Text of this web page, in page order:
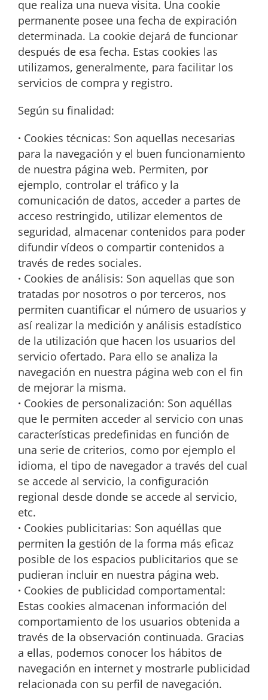
que realiza una nueva visita. Una cookie
permanente posee una fecha de expiración
determinada. La cookie dejará de funcionar
después de esa fecha. Estas cookies las
utilizamos, generalmente, para facilitar los
servicios de compra y registro.
Según su finalidad:
· Cookies técnicas: Son aquellas necesarias
para la navegación y el buen funcionamiento
de nuestra página web. Permiten, por
ejemplo, controlar el tráfico y la
comunicación de datos, acceder a partes de
acceso restringido, utilizar elementos de
seguridad, almacenar contenidos para poder
difundir vídeos o compartir contenidos a
través de redes sociales.
· Cookies de análisis: Son aquellas que son
tratadas por nosotros o por terceros, nos
permiten cuantificar el número de usuarios y
así realizar la medición y análisis estadístico
de la utilización que hacen los usuarios del
servicio ofertado. Para ello se analiza la
navegación en nuestra página web con el fin
de mejorar la misma.
· Cookies de personalización: Son aquéllas
que le permiten acceder al servicio con unas
características predefinidas en función de
una serie de criterios, como por ejemplo el
idioma, el tipo de navegador a través del cual
se accede al servicio, la configuración
regional desde donde se accede al servicio,
etc.
· Cookies publicitarias: Son aquéllas que
permiten la gestión de la forma más eficaz
posible de los espacios publicitarios que se
pudieran incluir en nuestra página web.
· Cookies de publicidad comportamental:
Estas cookies almacenan información del
comportamiento de los usuarios obtenida a
través de la observación continuada. Gracias
a ellas, podemos conocer los hábitos de
navegación en internet y mostrarle publicidad
relacionada con su perfil de navegación.